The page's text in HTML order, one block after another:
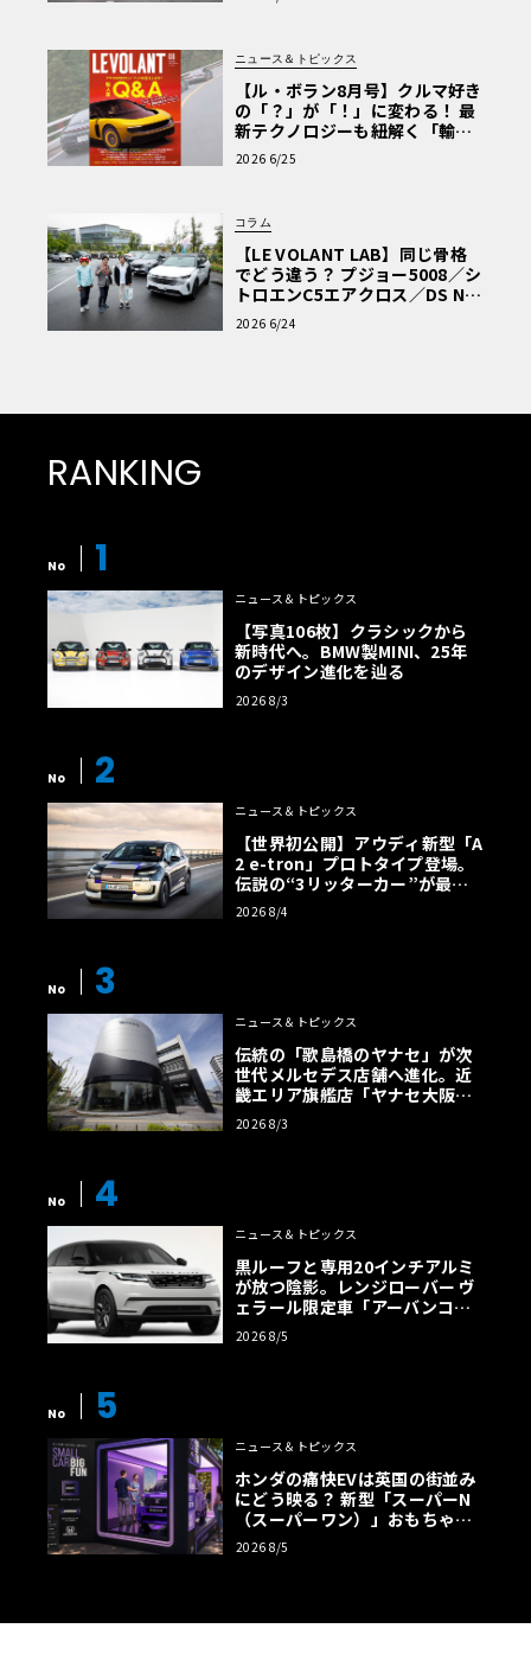
ニュース＆トピックス
【ル・ボラン8月号】クルマ好き
の「？」が「！」に変わる！ 最
新テクノロジーも紐解く「輸入
車Q&A」
2026 6/25
コラム
【LE VOLANT LAB】同じ骨格
でどう違う？ プジョー5008／シ
トロエンC5エアクロス／DS Nº4
読者一気乗りレポート
2026 6/24
RANKING
No 1
ニュース＆トピックス
【写真106枚】クラシックから
新時代へ。BMW製MINI、25年
のデザイン進化を辿る
2026 8/3
No 2
ニュース＆トピックス
【世界初公開】アウディ新型「A
2 e-tron」プロトタイプ登場。
伝説の“3リッターカー”が最高
効率エントリーBEVとして復活
【画像38枚】
2026 8/4
No 3
ニュース＆トピックス
伝統の「歌島橋のヤナセ」が次
世代メルセデス店舗へ進化。近
畿エリア旗艦店「ヤナセ大阪支
店」がリニューアル
2026 8/3
No 4
ニュース＆トピックス
黒ルーフと専用20インチアルミ
が放つ陰影。レンジローバー ヴ
ェラール限定車「アーバンコン
トラスト・エディション」登場
2026 8/5
No 5
ニュース＆トピックス
ホンダの痛快EVは英国の街並み
にどう映る？ 新型「スーパーN
（スーパーワン）」おもちゃ箱
ツアーの全貌
2026 8/5